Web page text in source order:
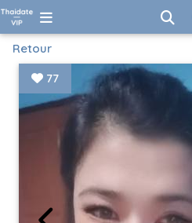
Retour
77